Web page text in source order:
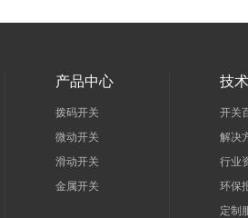
产品中心
拨码开关
微动开关
滑动开关
金属开关
技
开关
解决
行业
环保
定制